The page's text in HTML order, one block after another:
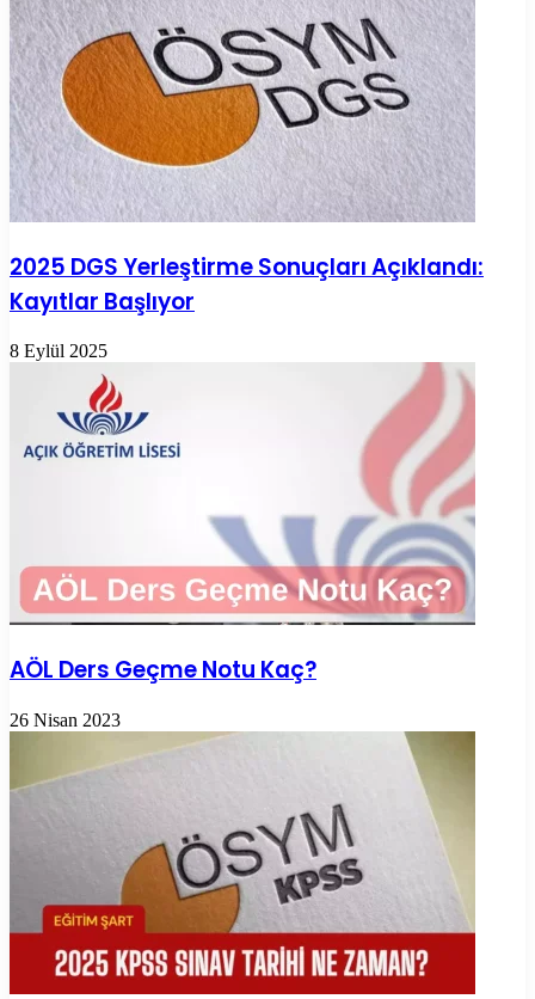
2025 DGS Yerleştirme Sonuçları Açıklandı:
Kayıtlar Başlıyor
8 Eylül 2025
AÖL Ders Geçme Notu Kaç?
26 Nisan 2023